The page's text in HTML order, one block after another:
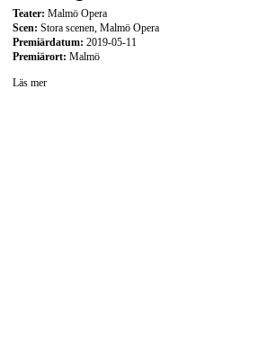
Teater: Malmö Opera
Scen: Stora scenen, Malmö Opera
Premiärdatum: 2019-05-11
Premiärort: Malmö
Läs mer